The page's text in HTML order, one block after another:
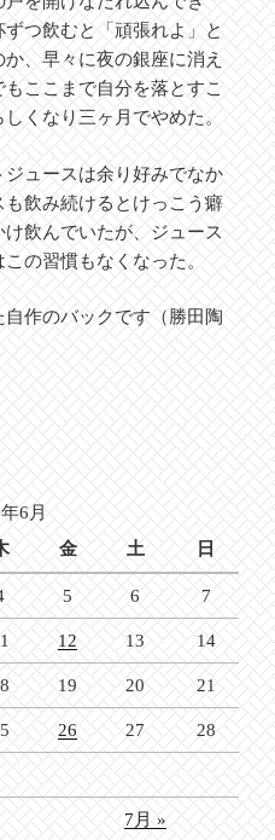
つ飲むと「頑張れよ」と
、早々に夜の銀座に消え
ここまで自分を落とすこ
くなり三ヶ月でやめた。
ュースは余り好みでなか
飲み続けるとけっこう癖
飲んでいたが、ジュース
の習慣もなくなった。
作のバックです（勝田陶
6月
金 土 日
5 6 7
12 13 14
19 20 21
26 27 28
7月 »